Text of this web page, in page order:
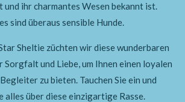
und ihr charmantes Wesen bekannt ist.
sind überaus sensible Hunde.
Sheltie züchten wir diese wunderbaren
und Liebe, um Ihnen einen loyalen
zu bieten. Tauchen Sie ein und
alles über diese einzigartige Rasse.